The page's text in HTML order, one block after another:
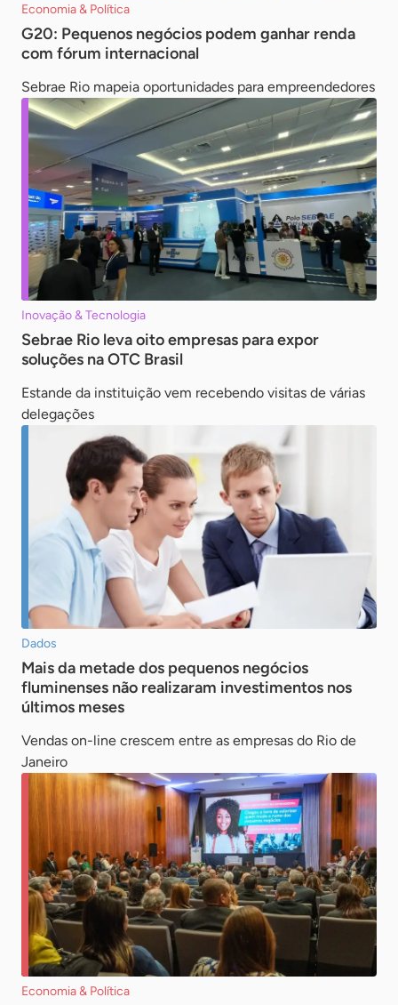
Economia & Política
G20: Pequenos negócios podem ganhar renda
com fórum internacional
Sebrae Rio mapeia oportunidades para empreendedores
Inovação & Tecnologia
Sebrae Rio leva oito empresas para expor
soluções na OTC Brasil
Estande da instituição vem recebendo visitas de várias
delegações
Dados
Mais da metade dos pequenos negócios
fluminenses não realizaram investimentos nos
últimos meses
Vendas on-line crescem entre as empresas do Rio de
Janeiro
Economia & Política